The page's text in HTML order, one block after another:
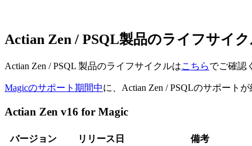
Actian Zen / PSQL製品のライフサイ
Actian Zen / PSQL 製品のライフサイクルはこちらでご確認
Magicのサポート期間中に、Actian Zen / PSQLのサポート
Actian Zen v16 for Magic
バージョン リリース日
備考